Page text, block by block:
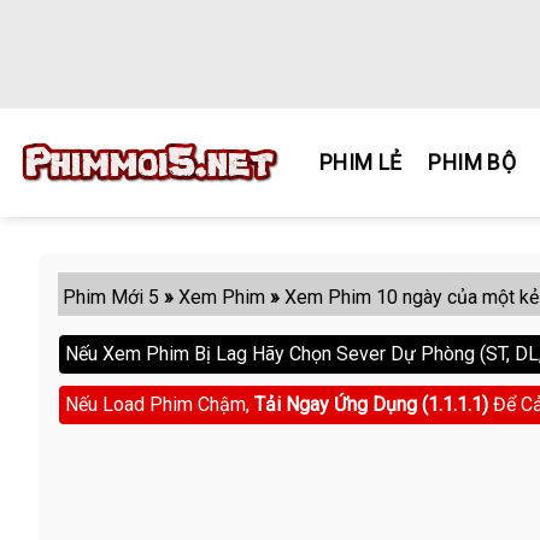
PHIM LẺ PHIM BỘ
Phim Mới 5 » Xem Phim » Xem Phim 10 ngày của một
Nếu Xem Phim Bị Lag Hãy Chọn Sever Dự Phòng (ST,
Nếu Load Phim Chậm, Tải Ngay Ứng Dụng (1.1.1.1) Để